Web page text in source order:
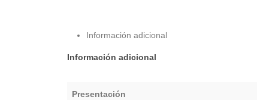
Información adicional
Información adicional
Presentación